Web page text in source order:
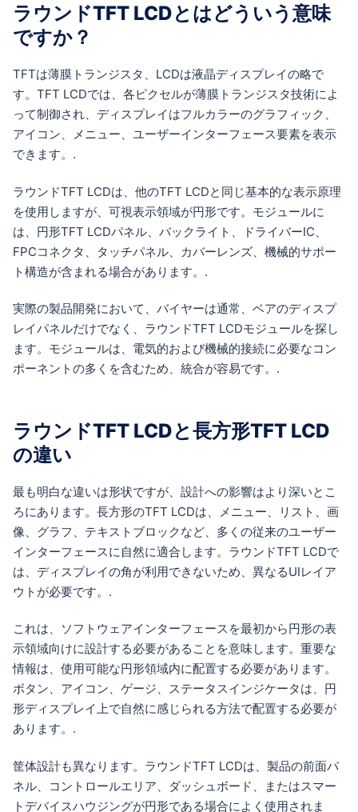
ラウンドTFT LCDとはどういう意味
ですか？
TFTは薄膜トランジスタ、LCDは液晶ディスプレイの略で
す。TFT LCDでは、各ピクセルが薄膜トランジスタ技術によ
って制御され、ディスプレイはフルカラーのグラフィック、
アイコン、メニュー、ユーザーインターフェース要素を表示
できます。.
ラウンドTFT LCDは、他のTFT LCDと同じ基本的な表示原理
を使用しますが、可視表示領域が円形です。モジュールに
は、円形TFT LCDパネル、バックライト、ドライバーIC、
FPCコネクタ、タッチパネル、カバーレンズ、機械的サポー
ト構造が含まれる場合があります。.
実際の製品開発において、バイヤーは通常、ベアのディスプ
レイパネルだけでなく、ラウンドTFT LCDモジュールを探し
ます。モジュールは、電気的および機械的接続に必要なコン
ポーネントの多くを含むため、統合が容易です。.
ラウンドTFT LCDと長方形TFT LCD
の違い
最も明白な違いは形状ですが、設計への影響はより深いとこ
ろにあります。長方形のTFT LCDは、メニュー、リスト、画
像、グラフ、テキストブロックなど、多くの従来のユーザー
インターフェースに自然に適合します。ラウンドTFT LCDで
は、ディスプレイの角が利用できないため、異なるUIレイア
ウトが必要です。.
これは、ソフトウェアインターフェースを最初から円形の表
示領域向けに設計する必要があることを意味します。重要な
情報は、使用可能な円形領域内に配置する必要があります。
ボタン、アイコン、ゲージ、ステータスインジケータは、円
形ディスプレイ上で自然に感じられる方法で配置する必要が
あります。.
筐体設計も異なります。ラウンドTFT LCDは、製品の前面パ
ネル、コントロールエリア、ダッシュボード、またはスマー
トデバイスハウジングが円形である場合によく使用されま